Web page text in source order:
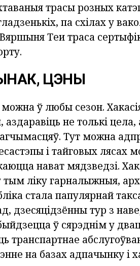
трасы розных
па схілах у
Теи траса
ЦЭНЫ
ў любы сезон.
аздаравіць не толькі
Тут можна
і тайговых лясах
нават мядзведзі.
ліку гарналыжныя,
стала папулярнай
дзесяцідзённы тур з
ў сярэднім у
транспартнае
на базах адпачынку і